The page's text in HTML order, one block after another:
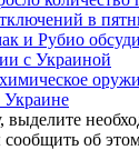
в
и Рубио
с Украиной
химическое
об